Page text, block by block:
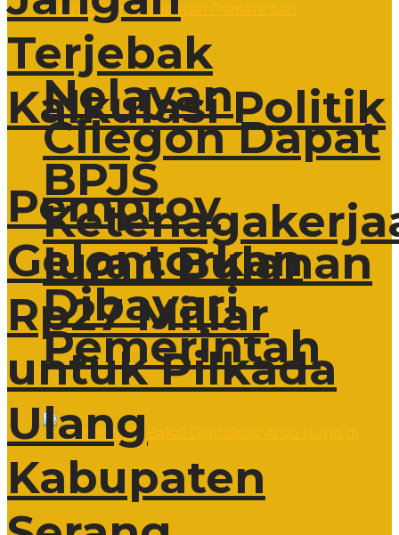
Nelayan
Cilegon Dapat
BPJS
Iuran Bulanan
Dibayari
Pemerintah
Terjebak
Kalkulasi Politik
Pemprov
Gelontorkan
Rp27 Miliar
untuk Pilkada
Ulang
Kabupaten